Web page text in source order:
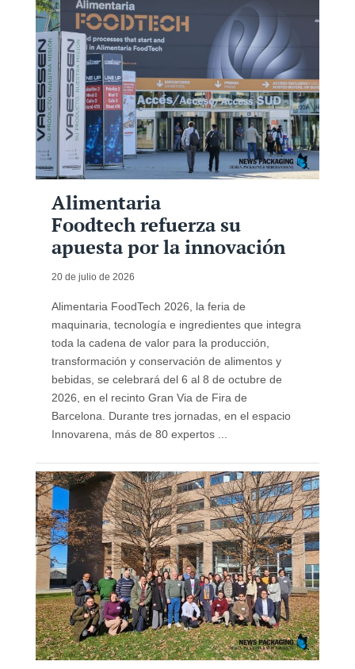
Alimentaria
Foodtech refuerza su
apuesta por la innovación
20 de julio de 2026
Alimentaria FoodTech 2026, la feria de
maquinaria, tecnología e ingredientes que integra
toda la cadena de valor para la producción,
transformación y conservación de alimentos y
bebidas, se celebrará del 6 al 8 de octubre de
2026, en el recinto Gran Via de Fira de
Barcelona. Durante tres jornadas, en el espacio
Innovarena, más de 80 expertos ...